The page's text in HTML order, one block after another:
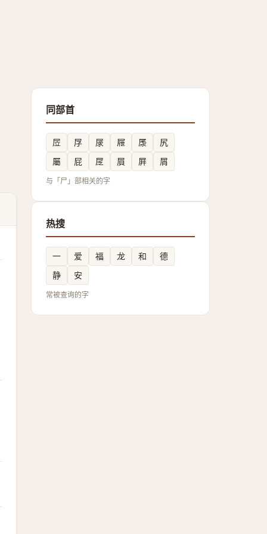
同部首
㞐 㞌 㞗 屜 㞙
尻
屬
屁 㞏 屓 屛 屑
与「尸」部相关的字
热搜
一 爱 福 龙 和
德
静
安
常被查询的字